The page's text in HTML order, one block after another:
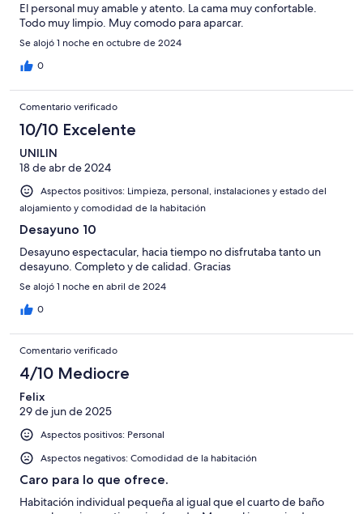
El personal muy amable y atento. La cama muy confortable.
Todo muy limpio. Muy comodo para aparcar.
Se alojó 1 noche en octubre de 2024
0
Comentario verificado
10/10 Excelente
UNILIN
18 de abr de 2024
Aspectos positivos: Limpieza, personal, instalaciones y estado del
alojamiento y comodidad de la habitación
Desayuno 10
Desayuno espectacular, hacia tiempo no disfrutaba tanto un
desayuno. Completo y de calidad. Gracias
Se alojó 1 noche en abril de 2024
0
Comentario verificado
4/10 Mediocre
Felix
29 de jun de 2025
Aspectos positivos: Personal
Aspectos negativos: Comodidad de la habitación
Caro para lo que ofrece.
Habitación individual pequeña al igual que el cuarto de baño